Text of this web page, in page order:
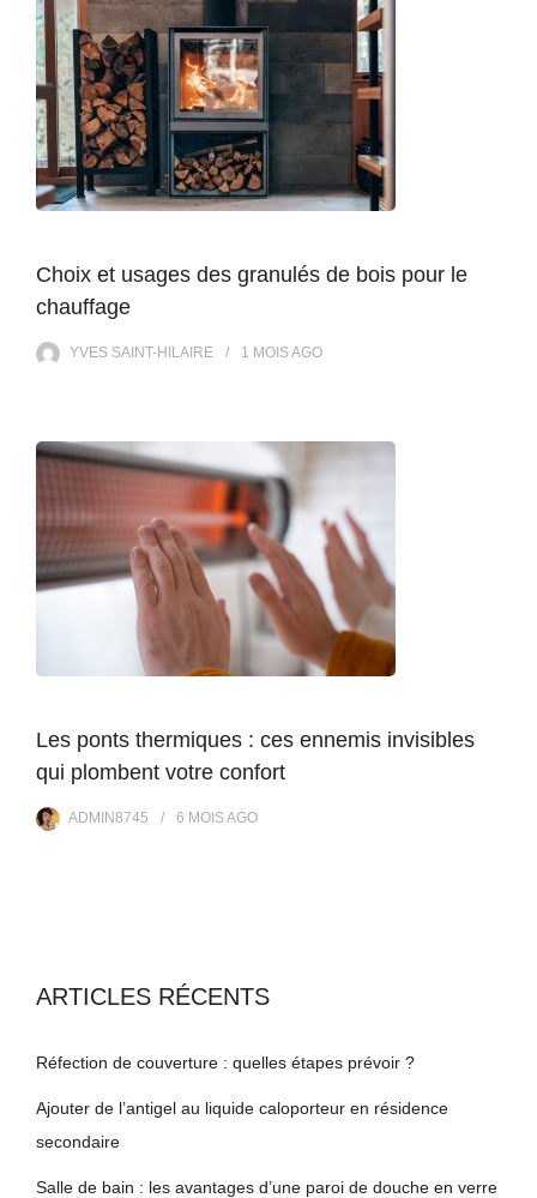
Choix et usages des granulés de bois pour le
chauffage
YVES SAINT-HILAIRE 1 MOISAGO
Les ponts thermiques : ces ennemis invisibles
qui plombent votre confort
ADMIN8745 6 MOISAGO
ARTICLES RÉCENTS
Réfection de couverture : quelles étapes prévoir ?
Ajouter de l’antigel au liquide caloporteur en résidence
secondaire
Salle de bain : les avantages d’une paroi de douche en verre